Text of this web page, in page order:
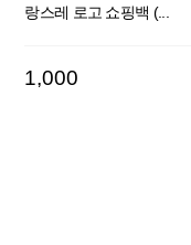
랑스레 로고 쇼핑백 (...
1,000